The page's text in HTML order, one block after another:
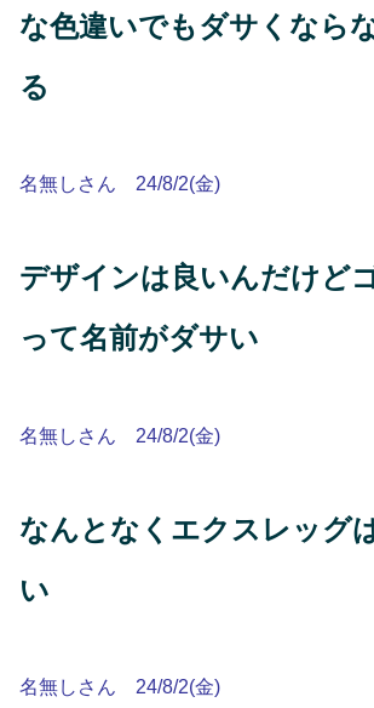
な色違いでもダサくなら
る
名無しさん 24/8/2(金)
デザインは良いんだけど
って名前がダサい
名無しさん 24/8/2(金)
なんとなくエクスレッグ
い
名無しさん 24/8/2(金)